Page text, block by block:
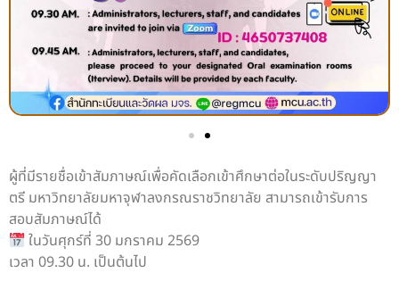
ผู้ที่มีรายชื่อเข้าสัมภาษณ์เพื่อคัดเลือกเข้าศึกษาต่อในระดับปริญญา
ตรี มหาวิทยาลัยมหาจุฬาลงกรณราชวิทยาลัย สามารถเข้ารับการ
สอบสัมภาษณ์ได้
ในวันศุกร์ที่ 30 มกราคม 2569
เวลา 09.30 น. เป็นต้นไป